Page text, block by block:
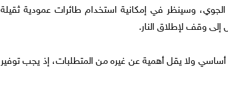
الجوي، وسينظر في إمكانية استخدام طائرات عمودية ثقيلة
إلى وقف لإطلاق النار.
أساسي ولا يقل أهمية عن غيره من المتطلبات، إذ يجب توفير